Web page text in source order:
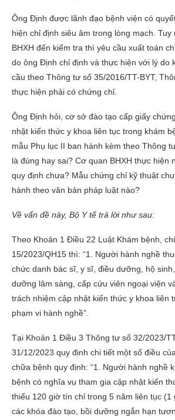
Ông Định được lãnh đạo bệnh viện có
hiện chỉ định siêu âm trong lòng mạch. Tuy
BHXH đến kiểm tra thì yêu cầu xuất toán
do ông Định chỉ định và thực hiện với lý do
cầu theo Thông tư số 35/2016/TT-BYT,
thực hiện phải có chứng chỉ.
Ông Định hỏi, cơ sở đào tạo cấp giấy
nhật kiến thức y khoa liên tục trong khám
mẫu Phụ lục II ban hành kèm theo Thông
là đúng hay sai? Cơ quan BHXH thực hiện
quy định chưa? Mẫu chứng chỉ kỹ thuật
hành theo văn bản pháp luật nào?
Về vấn đề này, Bộ Y tế trả lời như sau:
Theo Khoản 1 Điều 22 Luật Khám bệnh,
15/2023/QH15 thì: “1. Người hành nghề
chức danh bác sĩ, y sĩ, điều dưỡng, hộ
dưỡng lâm sàng, cấp cứu viên ngoại viện
trách nhiệm cập nhật kiến thức y khoa liên
phạm vi hành nghề”.
Tại Khoản 1 Điều 3 Thông tư số 32/2023/
31/12/2023 quy định chi tiết một số điều
chữa bệnh quy định: “1. Người hành nghề
bệnh có nghĩa vụ tham gia cập nhật kiến
thiểu 120 giờ tín chỉ trong 5 năm liên tục (1
các khóa đào tạo, bồi dưỡng ngắn hạn